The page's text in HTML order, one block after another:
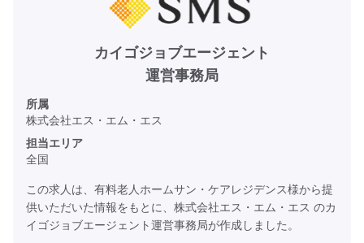
カイゴジョブエージェント
運営事務局
所属
株式会社エス・エム・エス
担当エリア
全国
この求人は、有料老人ホームサン・ケアレジデンス様から提
供いただいた情報をもとに、株式会社エス・エム・エス のカ
イゴジョブエージェント運営事務局が作成しました。